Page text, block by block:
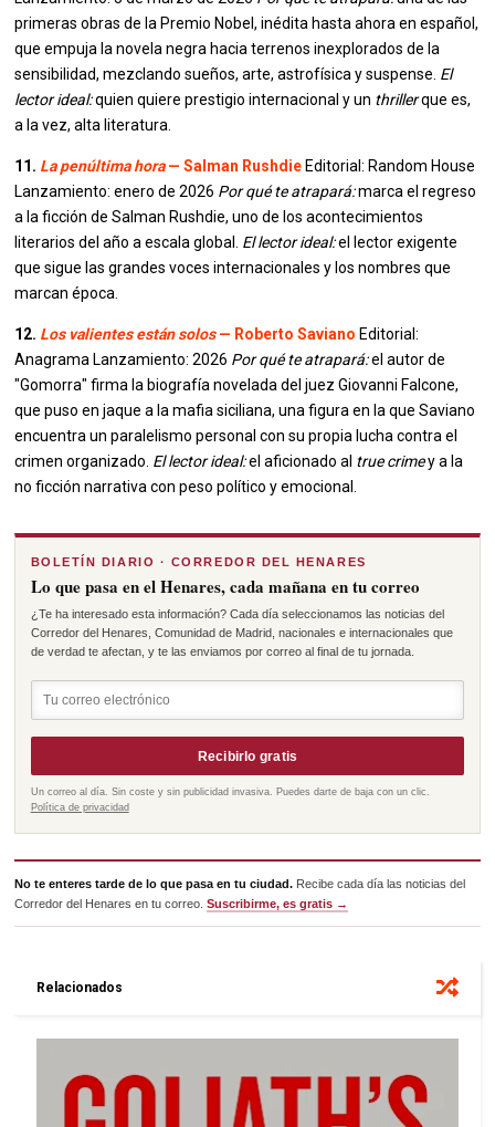
primeras obras de la Premio Nobel, inédita hasta ahora en español,
que empuja la novela negra hacia terrenos inexplorados de la
sensibilidad, mezclando sueños, arte, astrofísica y suspense. El
lector ideal:quien quiere prestigio internacional y un thrillerque es,
a la vez, alta literatura.
11. La penúltima hora— Salman Rushdie Editorial: Random House
Lanzamiento: enero de 2026 Por qué te atrapará:marca el regreso
a la ficción de Salman Rushdie, uno de los acontecimientos
literarios del año a escala global. El lector ideal:el lector exigente
que sigue las grandes voces internacionales y los nombres que
marcan época.
12. Los valientes están solos— Roberto Saviano Editorial:
Anagrama Lanzamiento: 2026 Por qué te atrapará:el autor de
"Gomorra" firma la biografía novelada del juez Giovanni Falcone,
que puso en jaque a la mafia siciliana, una figura en la que Saviano
encuentra un paralelismo personal con su propia lucha contra el
crimen organizado. El lector ideal:el aficionado al true crimey a la
no ficción narrativa con peso político y emocional.
BOLETÍN DIARIO · CORREDOR DEL HENARES
Lo que pasa en el Henares, cada mañana en tu correo
¿Te ha interesado esta información? Cada día seleccionamos las noticias del
Corredor del Henares, Comunidad de Madrid, nacionales e internacionales que
de verdad te afectan, y te las enviamos por correo al final de tu jornada.
Recibirlo gratis
Un correo al día. Sin coste y sin publicidad invasiva. Puedes darte de baja con un clic.
Política de privacidad
No te enteres tarde de lo que pasa en tu ciudad. Recibe cada día las noticias del
Corredor del Henares en tu correo.Suscribirme, es gratis →
Relacionados